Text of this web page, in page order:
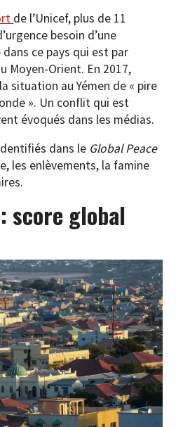
de l’Unicef, plus de 11
besoin d’une
ce pays qui est par
Moyen-Orient. En 2017,
situation au Yémen de « pire
». Un conflit qui est
évoqués dans les médias.
dans le Global Peace
les enlèvements, la famine
score global